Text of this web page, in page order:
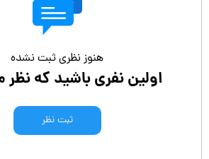
هنوز نظری ثبت نشده
اولین نفری باشید که
ثبت نظر